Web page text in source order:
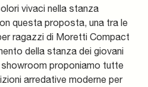
vivaci nella stanza
questa proposta, una tra le
ragazzi di Moretti Compact
della stanza dei giovani
proponiamo tutte
arredative moderne per